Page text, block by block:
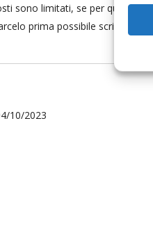
sono limitati, se per qualche
prima possibile scrivendo
10/2023